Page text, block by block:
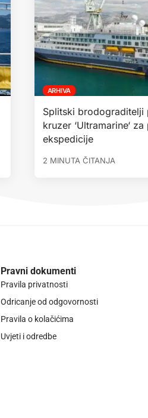
ARHIVA
Splitski brodograditelji
kruzer ‘Ultramarine‘
ekspedicije
2 MINUTA ČITANJA
Pravni dokumenti
Pravila privatnosti
Odricanje od odgovornosti
Pravila o kolačićima
Uvjeti i odredbe